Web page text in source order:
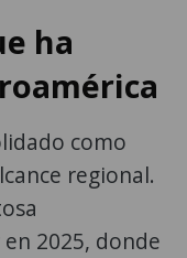
ha
como
regional.
2025, donde